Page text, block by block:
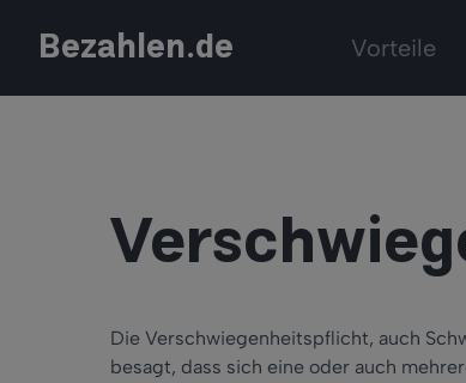
Bezahlen.de Vorteile
Die Verschwiegenheitspflicht, auch
besagt, dass sich eine oder auch